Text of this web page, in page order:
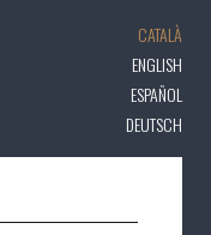
CATALÀ
ENGLISH
ESPAÑOL
DEUTSCH